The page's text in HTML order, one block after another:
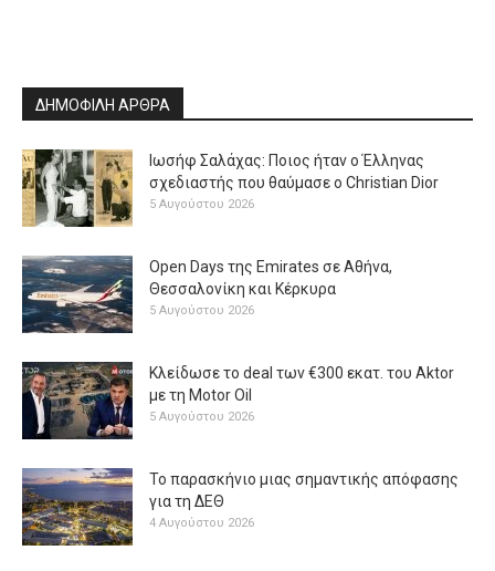
ΔΗΜΟΦΙΛΗ ΑΡΘΡΑ
Ιωσήφ Σαλάχας: Ποιος ήταν ο Έλληνας
σχεδιαστής που θαύμασε ο Christian Dior
5 Αυγούστου 2026
Open Days της Emirates σε Αθήνα,
Θεσσαλονίκη και Κέρκυρα
5 Αυγούστου 2026
Κλείδωσε το deal των €300 εκατ. του Aktor
με τη Μotor Oil
5 Αυγούστου 2026
Το παρασκήνιο μιας σημαντικής απόφασης
για τη ΔΕΘ
4 Αυγούστου 2026